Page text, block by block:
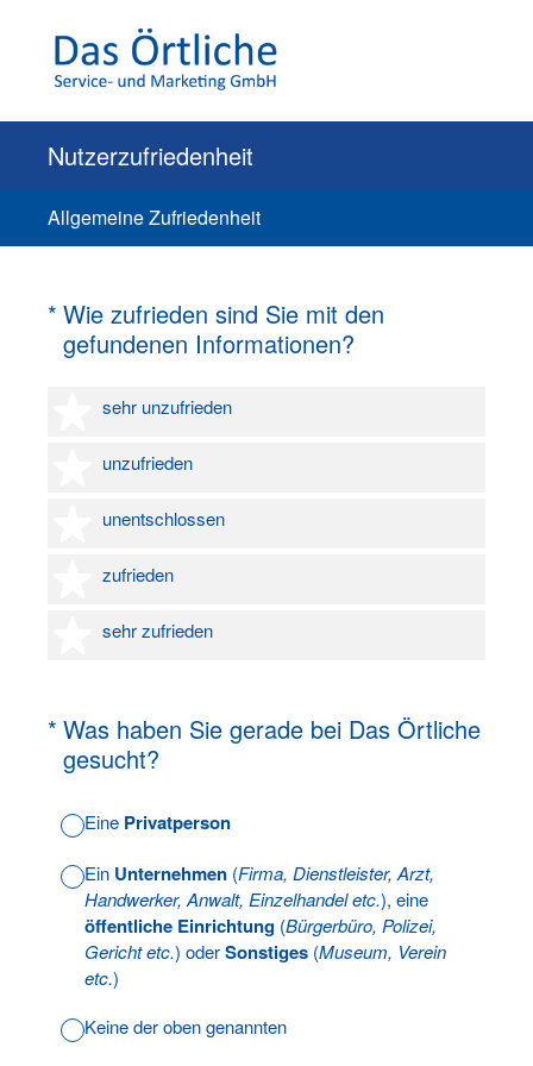
Nutzerzufriedenheit
Allgemeine Zufriedenheit
* Wie zufrieden sind Sie mit den
gefundenen Informationen?
(Erforderlich.)
sehr unzufrieden
1 Stern
unzufrieden
2 Sterne
unentschlossen
3 Sterne
zufrieden
4 Sterne
sehr zufrieden
5 Sterne
* Was haben Sie gerade bei Das Örtliche
gesucht?
(Erforderlich.)
Eine Privatperson
Ein Unternehmen (Firma, Dienstleister, Arzt,
Handwerker, Anwalt, Einzelhandel etc.), eine
öffentliche Einrichtung (Bürgerbüro, Polizei,
Gericht etc.) oderSonstiges (Museum, Verein
etc.)
Keine der oben genannten